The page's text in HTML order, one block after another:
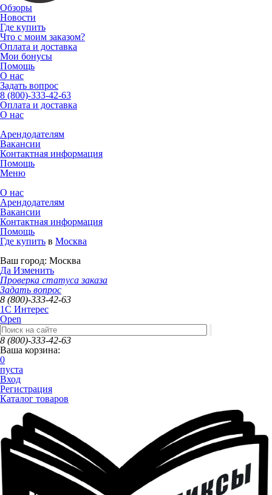
Обзоры
Новости
Где купить
Что с моим заказом?
Оплата и доставка
Мои бонусы
Помощь
О нас
Задать вопрос
8 (800)-333-42-63
Оплата и доставка
О нас
Арендодателям
Вакансии
Контактная информация
Помощь
Меню
О нас
Арендодателям
Вакансии
Контактная информация
Помощь
Где купить в Москва
Ваш город: Москва
Да Изменить
Проверка статуса заказа
Задать вопрос
8 (800)-333-42-63
1C Интерес
Open
8 (800)-333-42-63
Ваша корзина:
0
пуста
Вход
Регистрация
Каталог товаров